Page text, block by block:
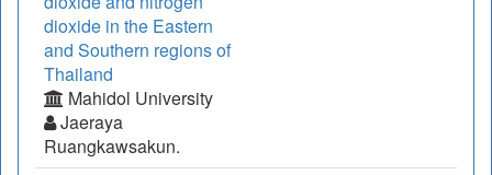
dioxide in the Eastern
and Southern regions of
Thailand
Mahidol University
Jaeraya
Ruangkawsakun.